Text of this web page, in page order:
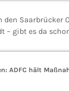
den
– gibt es da
ADFC hält